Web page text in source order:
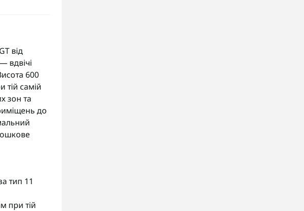
від
вдвічі
600
самій
зон та
до
тип 11
при тій